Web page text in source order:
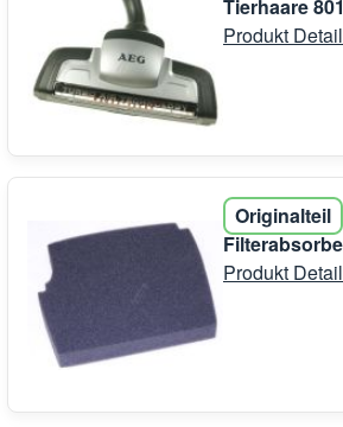
Tierhaare
Produkt
Originalteil
Produkt